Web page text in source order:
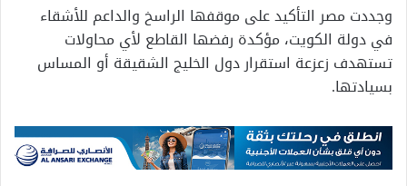
وجددت مصر التأكيد على موقفها الراسخ والداعم للأشقاء
في دولة الكويت، مؤكدة رفضها القاطع لأي محاولات
تستهدف زعزعة استقرار دول الخليج الشقيقة أو المساس
بسيادتها.